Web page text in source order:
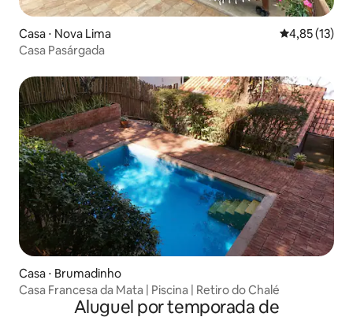
Casa ⋅ Nova Lima 4,85 de uma
4,85 (13)
Casa Pasárgada
Casa ⋅ Brumadinho
Casa Francesa da Mata | Piscina | Retiro do Chalé
Aluguel por temporada de